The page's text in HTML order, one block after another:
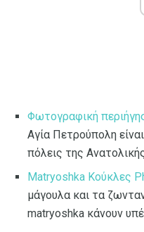
Φωτογραφική
Αγία Πετρούπολη
πόλεις της
Matryoshka Κούκλες
μάγουλα και τα
matryoshka κάνουν